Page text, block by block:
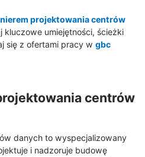
projektowania centrów
kluczowe umiejętności, ścieżki
się z ofertami pracy w gbc
centrów
danych to wyspecjalizowany
i nadzoruje budowę